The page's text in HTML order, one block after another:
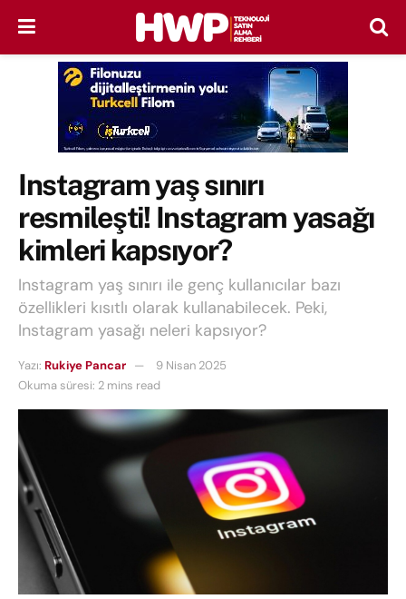
Instagram yaş sınırı
resmileşti! Instagram yasağı
kimleri kapsıyor?
Instagram yaş sınırı ile genç kullanıcılar bazı
özellikleri kısıtlı olarak kullanabilecek. Peki,
Instagram yasağı neleri kapsıyor?
Yazı: Rukiye Pancar
9 Nisan 2025
Okuma süresi: 2 mins read